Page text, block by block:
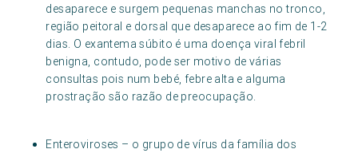
desaparece e surgem pequenas manchas no tronco,
região peitoral e dorsal que desaparece ao fim de 1-2
dias. O exantema súbito é uma doença viral febril
benigna, contudo, pode ser motivo de várias
consultas pois num bebé, febre alta e alguma
prostração são razão de preocupação.
Enteroviroses – o grupo de vírus da família dos